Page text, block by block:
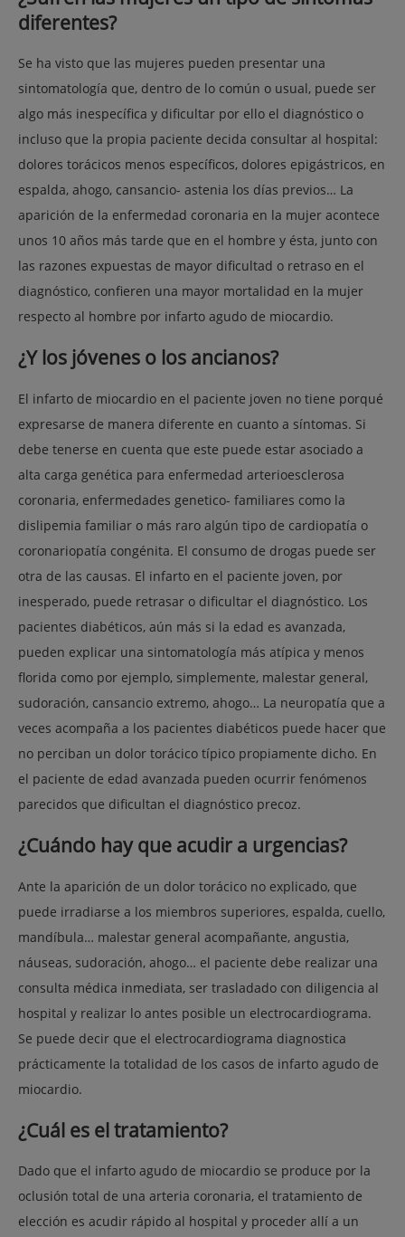
diferentes?
Se ha visto que las mujeres pueden presentar una
sintomatología que, dentro de lo común o usual, puede ser
algo más inespecífica y dificultar por ello el diagnóstico o
incluso que la propia paciente decida consultar al hospital:
dolores torácicos menos específicos, dolores epigástricos, en
espalda, ahogo, cansancio- astenia los días previos… La
aparición de la enfermedad coronaria en la mujer acontece
unos 10 años más tarde que en el hombre y ésta, junto con
las razones expuestas de mayor dificultad o retraso en el
diagnóstico, confieren una mayor mortalidad en la mujer
respecto al hombre por infarto agudo de miocardio.
¿Y los jóvenes o los ancianos?
El infarto de miocardio en el paciente joven no tiene porqué
expresarse de manera diferente en cuanto a síntomas. Si
debe tenerse en cuenta que este puede estar asociado a
alta carga genética para enfermedad arterioesclerosa
coronaria, enfermedades genetico- familiares como la
dislipemia familiar o más raro algún tipo de cardiopatía o
coronariopatía congénita. El consumo de drogas puede ser
otra de las causas. El infarto en el paciente joven, por
inesperado, puede retrasar o dificultar el diagnóstico. Los
pacientes diabéticos, aún más si la edad es avanzada,
pueden explicar una sintomatología más atípica y menos
florida como por ejemplo, simplemente, malestar general,
sudoración, cansancio extremo, ahogo… La neuropatía que a
veces acompaña a los pacientes diabéticos puede hacer que
no perciban un dolor torácico típico propiamente dicho. En
el paciente de edad avanzada pueden ocurrir fenómenos
parecidos que dificultan el diagnóstico precoz.
¿Cuándo hay que acudir a urgencias?
Ante la aparición de un dolor torácico no explicado, que
puede irradiarse a los miembros superiores, espalda, cuello,
mandíbula… malestar general acompañante, angustia,
náuseas, sudoración, ahogo… el paciente debe realizar una
consulta médica inmediata, ser trasladado con diligencia al
hospital y realizar lo antes posible un electrocardiograma.
Se puede decir que el electrocardiograma diagnostica
prácticamente la totalidad de los casos de infarto agudo de
miocardio.
¿Cuál es el tratamiento?
Dado que el infarto agudo de miocardio se produce por la
oclusión total de una arteria coronaria, el tratamiento de
elección es acudir rápido al hospital y proceder allí a un